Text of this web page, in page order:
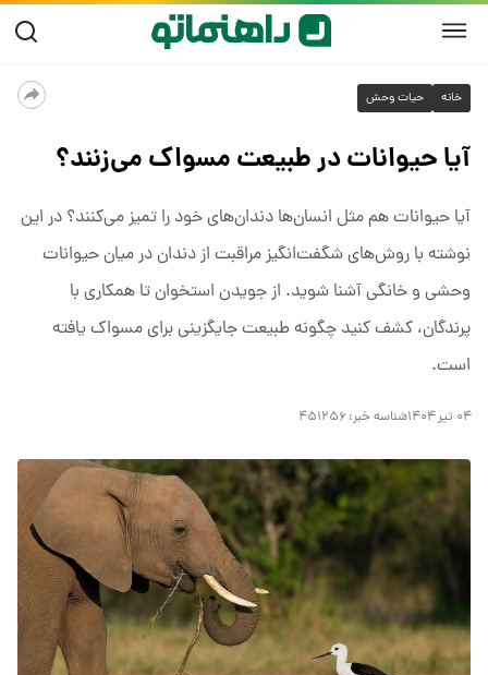
خانه حیات وحش
آیا حیوانات در طبیعت مسواک می‌زنند؟
آیا حیوانات هم مثل انسان‌ها دندان‌های خود را تمیز می‌کنند؟ در این
نوشته با روش‌های شگفت‌انگیز مراقبت از دندان در میان حیوانات
وحشی و خانگی آشنا شوید. از جویدن استخوان تا همکاری با
پرندگان، کشف کنید چگونه طبیعت جایگزینی برای مسواک یافته
است.
۰۴ تیر ۱۴۰۴ شناسه خبر: ۴۵۱۲۵۶